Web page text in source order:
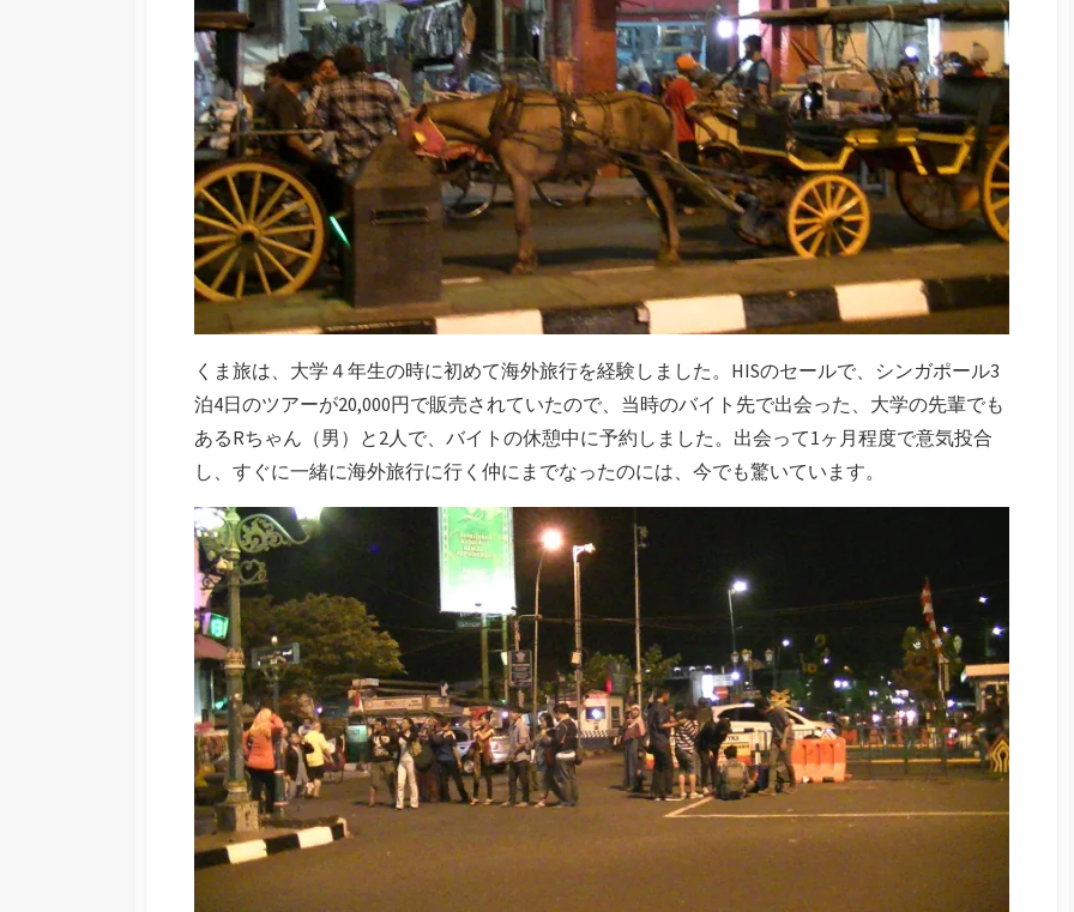
くま旅は、大学４年生の時に初めて海外旅行を経験しました。HISのセールで、シンガポール3
泊4日のツアーが20,000円で販売されていたので、当時のバイト先で出会った、大学の先輩でも
あるRちゃん（男）と2人で、バイトの休憩中に予約しました。出会って1ヶ月程度で意気投合
し、すぐに一緒に海外旅行に行く仲にまでなったのには、今でも驚いています。